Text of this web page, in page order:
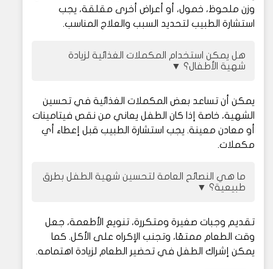
وزن ملحوظ، خمول، أو أعراض أخرى مقلقة، يجب
استشارة الطبيب لتحديد السبب والعلاج المناسب.
هل يمكن استخدام المكملات الغذائية لزيادة
شهية الأطفال؟ ▼
يمكن أن تساعد بعض المكملات الغذائية في تحسين
الشهية، خاصة إذا كان الطفل يعاني من نقص فيتامينات
أو معادن معينة. يجب استشارة الطبيب قبل إعطاء أي
مكملات.
ما هي النصائح العامة لتحسين شهية الطفل بطرق
طبيعية؟ ▼
تقديم وجبات صغيرة ومتكررة، تنويع الأطعمة، جعل
وقت الطعام ممتعًا، وتجنب الإكراه على الأكل. كما
يمكن إشراك الطفل في تحضير الطعام لزيادة اهتمامه.